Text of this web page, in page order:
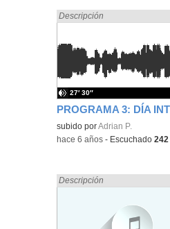
Encontrado «divertidos» en:
Descripción
Contenido educativo.
subido porAdrian P.
27′ 30″
-hace 6 años - Escuchado242
Encontrado «divertidos» en:
Descripción